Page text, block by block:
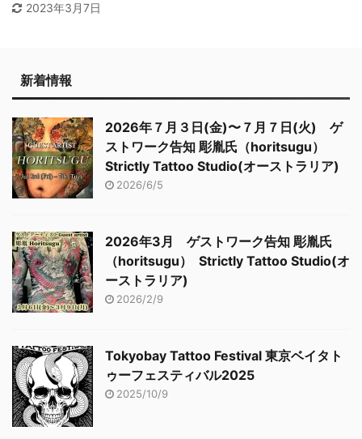
2023年3月7日
新着情報
2026年７月３日(金)〜７月７日(火) ゲ
ストワーク告知 彫胤氏（horitsugu）
Strictly Tattoo Studio(オーストラリア)
2026/6/5
2026年3月 ゲストワーク告知 彫胤氏
（horitsugu） Strictly Tattoo Studio(オ
ーストラリア)
2026/2/9
Tokyobay Tattoo Festival 東京ベイタト
ゥーフェスティバル2025
2025/10/9